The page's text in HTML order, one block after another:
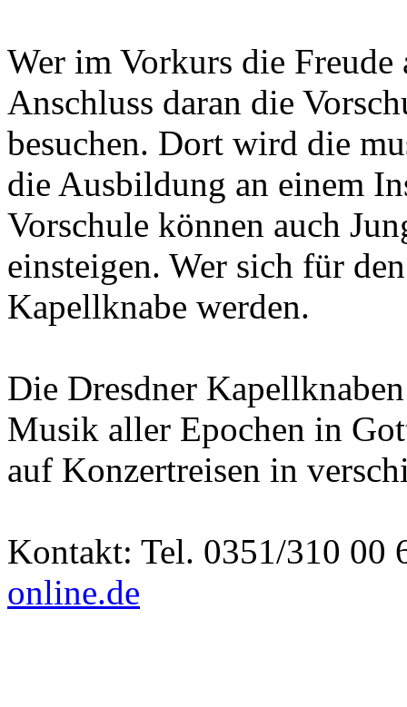
Wer im Vorkurs die
Anschluss daran die
besuchen. Dort wird die
die Ausbildung an einem
Vorschule können auch
einsteigen. Wer sich für
Kapellknabe werden.
Die Dresdner
Musik aller Epochen in
auf Konzertreisen in
Kontakt: Tel. 0351/310 00
online.de